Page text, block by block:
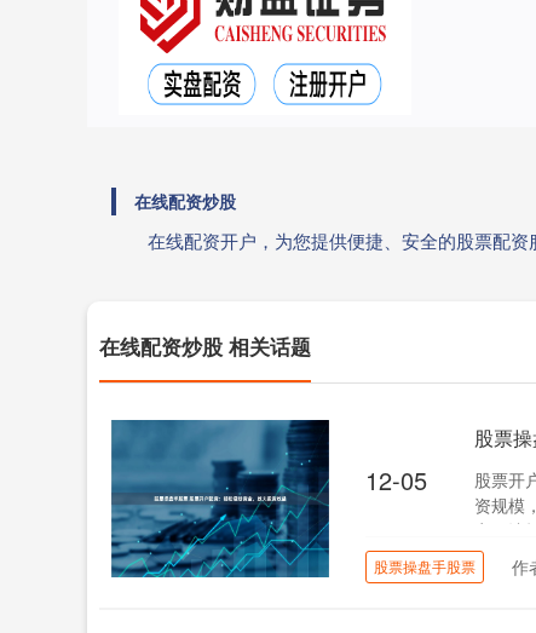
在线配资炒股
在线配资开户，为您提供便捷、安全的股票配
在线配资炒股 相关话题
12-05
股票
股票开
资规模
率，让
股票操盘手股票 作